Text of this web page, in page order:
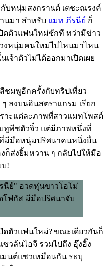
บหนุ่มสงกรานต์ เตชะณรงค์
านมา สำหรับ แมท ภีรนีย์ ก็
ดตัวแฟนใหม่ซักที ทว่ามีข่าว
งหนุ่มคนใหม่ไปไหนมาไหน
เจ้าตัวไม่ได้ออกมาเปิดเผย
ชมพูอีกครั้งกับทริปเที่ยว
ลงบนอินสตราแกรม เรียก
ราะแต่ละภาพที่สาวแมทโพสต์
ทูพีซตัวจิ๋ว แต่มีภาพหนึ่งที่
ที่มีมือหนุ่มปริศนาคนหนึ่งยื่น
ส่งยิ้มหวาน ๆ กลับไปให้มือ
บ!
ดตัวแฟนใหม่? ขณะเดียวกันก็
วล้นไอจี รวมไปถึง อุ๊งอิ๊ง
มนต์แซวเหมือนกัน ระบุ